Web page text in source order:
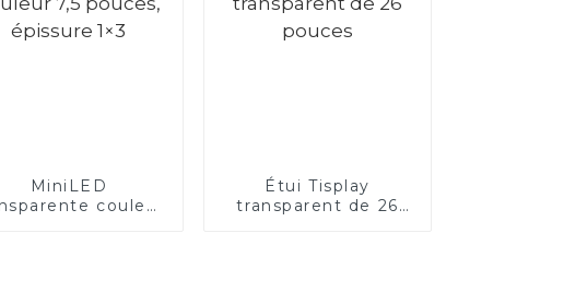
MiniLED
couleur
Étui Tisplay
transparent de 26